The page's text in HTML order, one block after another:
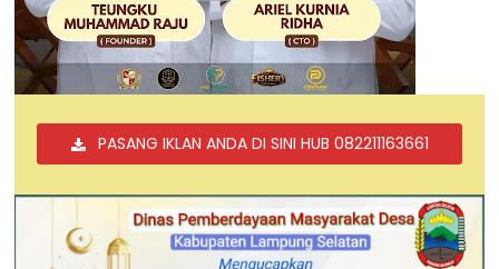
PASANG IKLAN ANDA DI SINI HUB 082211163661